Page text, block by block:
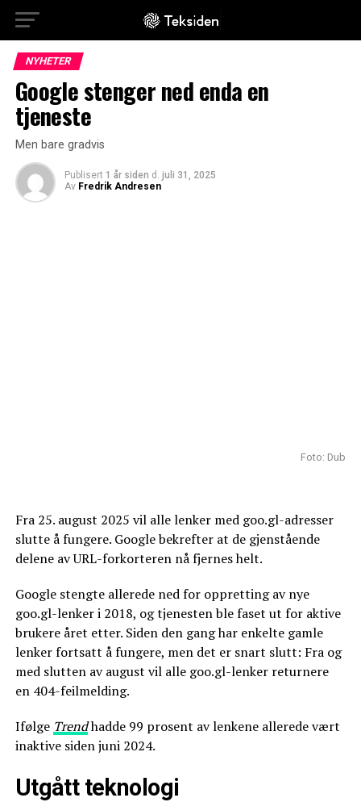
NYHETER
Google stenger ned enda en
tjeneste
Men bare gradvis
Publisert 1 år siden d. juli 31, 2025
Av Fredrik Andresen
Foto: Dub
Fra 25. august 2025 vil alle lenker med goo.gl-adresser
slutte å fungere. Google bekrefter at de gjenstående
delene av URL-forkorteren nå fjernes helt.
Google stengte allerede ned for oppretting av nye
goo.gl-lenker i 2018, og tjenesten ble faset ut for aktive
brukere året etter. Siden den gang har enkelte gamle
lenker fortsatt å fungere, men det er snart slutt: Fra og
med slutten av august vil alle goo.gl-lenker returnere
en 404-feilmelding.
Ifølge Trendhadde 99 prosent av lenkene allerede vært
inaktive siden juni 2024.
Utgått teknologi